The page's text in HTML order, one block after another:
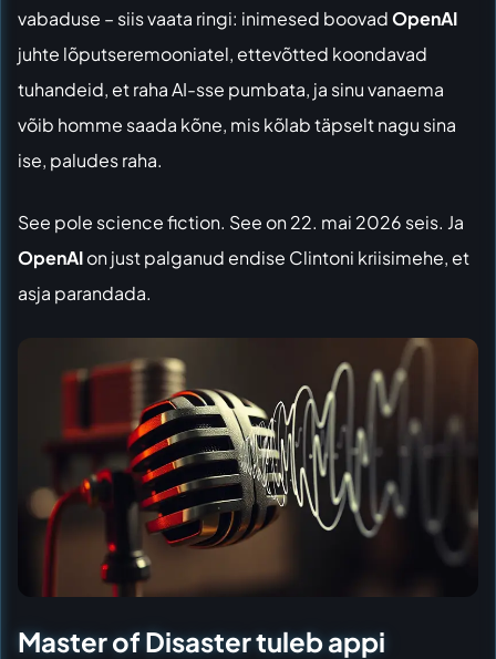
vabaduse – siis vaata ringi: inimesed boovadOpenAI
juhte lõputseremooniatel, ettevõtted koondavad
tuhandeid, et raha AI-sse pumbata, ja sinu vanaema
võib homme saada kõne, mis kõlab täpselt nagu sina
ise, paludes raha.
See pole science fiction. See on 22. mai 2026 seis. Ja
OpenAIon just palganud endise Clintoni kriisimehe, et
asja parandada.
Master of Disaster tuleb appi